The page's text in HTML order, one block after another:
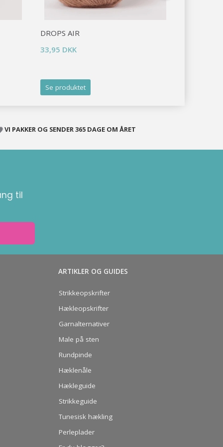
DROPS AIR
33,95 DKK
Se produktet
VI PAKKER OG SENDER 365 DAGE OM ÅRET
til
ARTIKLER OG GUIDES
Strikkeopskrifter
Hækleopskrifter
Garnalternativer
Male på sten
Rundpinde
Hæklenåle
Hækleguide
Strikkeguide
Tunesisk hækling
Perleplader